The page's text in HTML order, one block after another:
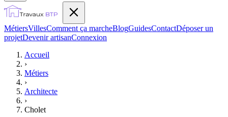
MétiersVillesComment ça marcheBlogGuidesContactDéposer un
projetDevenir artisanConnexion
Accueil
›
Métiers
›
Architecte
›
Cholet